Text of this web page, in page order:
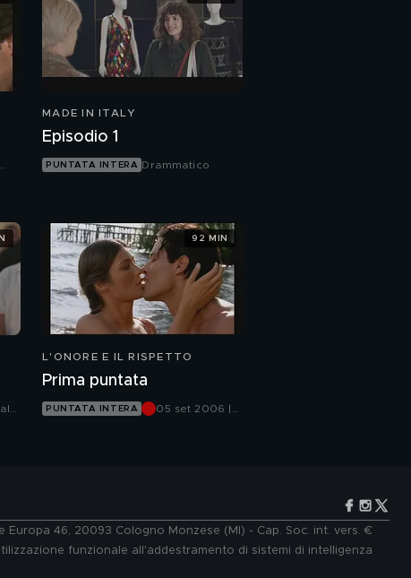
MADE IN ITALY
Episodio 1
PUNTATA INTERA Drammatico
L'ONORE E IL RISPETTO
Prima puntata
PUNTATA INTERA
05 set 2006 |
92 MIN
Europa 46, 20093 Cologno Monzese (MI) - Cap. Soc. int. vers. €
funzionale all'addestramento di sistemi di intelligenza